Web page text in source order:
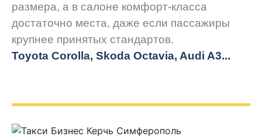
размера, а в салоне комфорт-класса
достаточно места, даже если пассажиры
крупнее принятых стандартов.
Toyota Corolla, Skoda Octavia, Audi A3...